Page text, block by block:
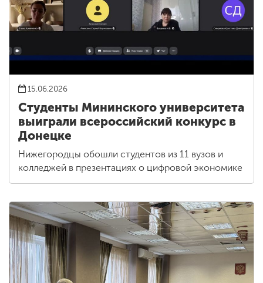
15.06.2026
Студенты Мининского университета
выиграли всероссийский конкурс в
Донецке
Нижегородцы обошли студентов из 11 вузов и
колледжей в презентациях о цифровой экономике